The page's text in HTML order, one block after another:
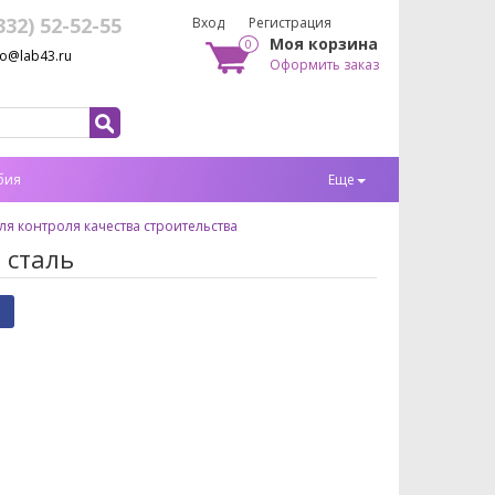
52-52-55 Вход Регистрация
0 Моя корзина
Оформить заказ
Еще
качества строительства